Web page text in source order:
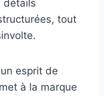
détails
tout
esprit de
à la marque